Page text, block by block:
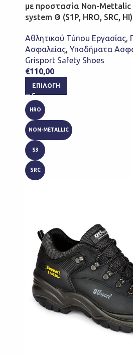
με προστασία Non-Mettalic
system ® (S1P, HRO, SRC, HI)
Αθλητικού Τύπου Εργασίας,
Ασφαλείας, Υποδήματα
Grisport Safety Shoes
€110,00
ΕΠΙΛΟΓΉ
HRO
NON-METALLIC
S3
SRC